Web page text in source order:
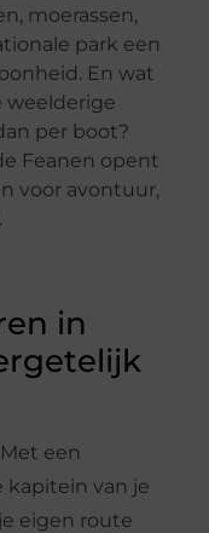
moerassen,
park een
En wat
weelderige
per boot?
Feanen opent
voor avontuur,
in
een
kapitein van je
eigen route